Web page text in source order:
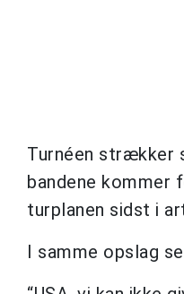
Turnéen strækker
bandene kommer
turplanen sidst i
I samme opslag